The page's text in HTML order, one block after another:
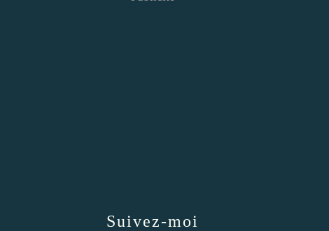
Suivez-moi